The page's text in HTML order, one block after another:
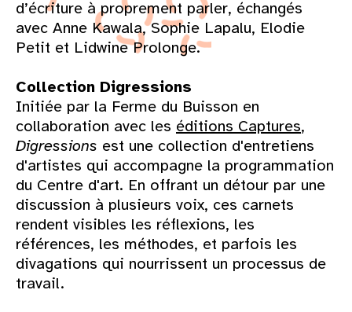
d’écriture à proprement parler, échangés
avec Anne Kawala, Sophie Lapalu, Elodie
Petit et Lidwine Prolonge.
Collection Digressions
Initiée par la Ferme du Buisson en
collaboration avec les éditions Captures,
Digressions est une collection d'entretiens
d'artistes qui accompagne la programmation
du Centre d'art. En offrant un détour par une
discussion à plusieurs voix, ces carnets
rendent visibles les réflexions, les
références, les méthodes, et parfois les
divagations qui nourrissent un processus de
travail.